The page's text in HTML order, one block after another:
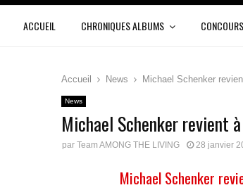
ACCUEIL CHRONIQUES ALBUMS CONCOURS
Accueil News Michael Schenker
News
Michael Schenker revient
par Team AMONG THE LIVING 28 janvier
Michael Schenker